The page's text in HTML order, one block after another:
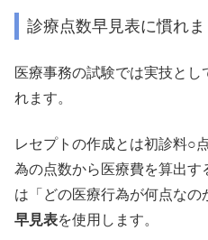
診療点数早見表に慣れま
医療事務の試験では実技と
れます。
レセプトの作成とは初診料○
為の点数から医療費を算出す
は「どの医療行為が何点なの
早見表を使用します。